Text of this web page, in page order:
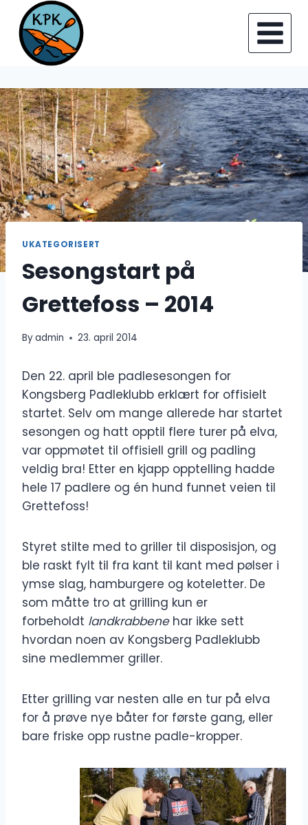
content
UKATEGORISERT
Sesongstart på
Grettefoss – 2014
Byadmin 23. april 2014
Den 22. april ble padlesesongen for
Kongsberg Padleklubb erklært for offisielt
startet. Selv om mange allerede har startet
sesongen og hatt opptil flere turer på elva,
var oppmøtet til offisiell grill og padling
veldig bra! Etter en kjapp opptelling hadde
hele 17 padlere og én hund funnet veien til
Grettefoss!
Styret stilte med to griller til disposisjon, og
ble raskt fylt til fra kant til kant med pølser i
ymse slag, hamburgere og koteletter. De
som måtte tro at grilling kun er
forbeholdt landkrabbene har ikke sett
hvordan noen av Kongsberg Padleklubb
sine medlemmer griller.
Etter grilling var nesten alle en tur på elva
for å prøve nye båter for første gang, eller
bare friske opp rustne padle-kropper.